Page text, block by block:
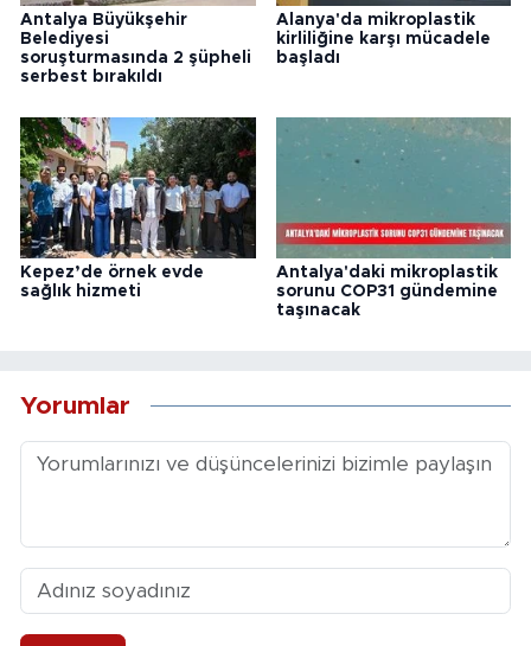
Antalya Büyükşehir
Belediyesi
soruşturmasında 2 şüpheli
serbest bırakıldı
Alanya'da mikroplastik
kirliliğine karşı mücadele
başladı
Kepez’de örnek evde
sağlık hizmeti
Antalya'daki mikroplastik
sorunu COP31 gündemine
taşınacak
Yorumlar